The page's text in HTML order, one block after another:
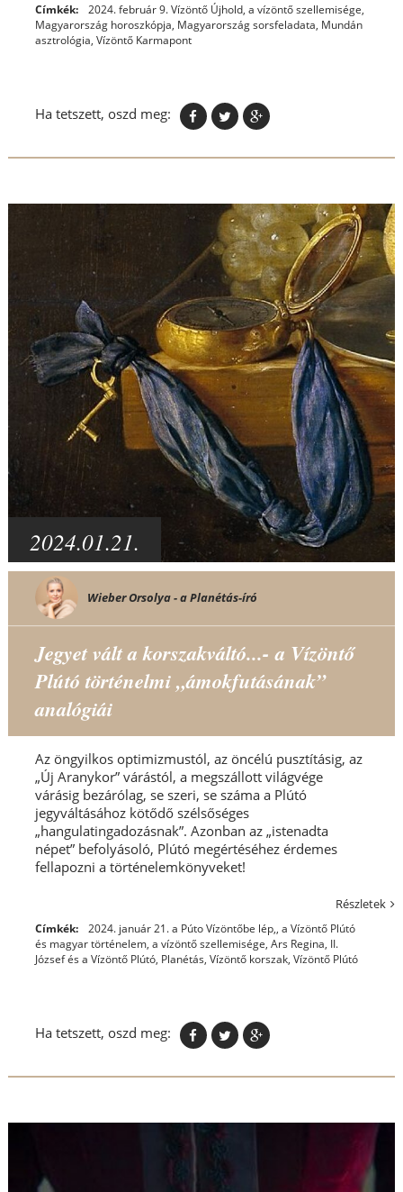
Címkék: 2024. február 9. Vízöntő Újhold, a vízöntő szellemisége,
Magyarország horoszkópja, Magyarország sorsfeladata, Mundán
asztrológia, Vízöntő Karmapont
Ha tetszett, oszd meg:
2024.01.21.
Wieber Orsolya - a Planétás-író
Jegyet vált a korszakváltó...- a Vízöntő
Plútó történelmi „ámokfutásának”
analógiái
Az öngyilkos optimizmustól, az öncélú pusztításig, az
„Új Aranykor” várástól, a megszállott világvége
várásig bezárólag, se szeri, se száma a Plútó
jegyváltásához kötődő szélsőséges
„hangulatingadozásnak”. Azonban az „istenadta
népet” befolyásoló, Plútó megértéséhez érdemes
fellapozni a történelemkönyveket!
Részletek
Címkék: 2024. január 21. a Púto Vízöntőbe lép,, a Vízöntő Plútó
és magyar történelem, a vízöntő szellemisége, Ars Regina, II.
József és a Vízöntő Plútó, Planétás, Vízöntő korszak, Vízöntő Plútó
Ha tetszett, oszd meg: